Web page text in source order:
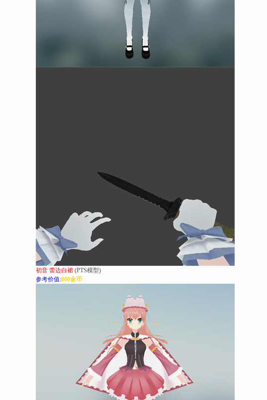
初音 蕾边白裙 (PTS模型)
参考价值:800金币